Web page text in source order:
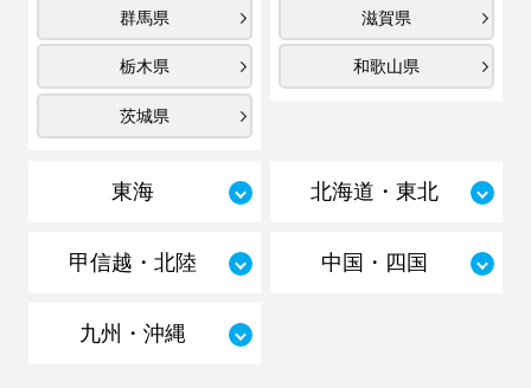
群馬県
栃木県
茨城県
滋賀県
和歌山県
東海 北海道・東北
甲信越・北陸 中国・四国
九州・沖縄